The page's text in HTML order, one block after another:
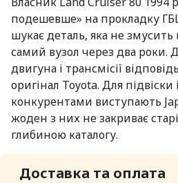
подешевше» на прокладку
шукає деталь, яка не
самий вузол через два роки.
двигуна і трансмісії
оригінал Toyota. Для
конкурентами виступають
жоден з них не закриває
глибиною каталогу.
Доставка та оплата